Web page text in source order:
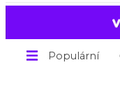
Populární